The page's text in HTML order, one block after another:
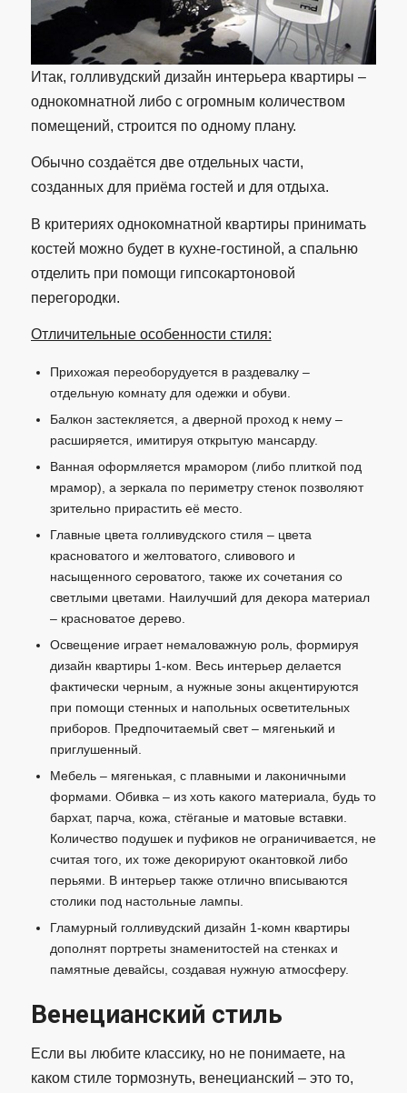
Итак, голливудский дизайн интерьера квартиры –
однокомнатной либо с огромным количеством
помещений, строится по одному плану.
Обычно создаётся две отдельных части,
созданных для приёма гостей и для отдыха.
В критериях однокомнатной квартиры принимать
костей можно будет в кухне-гостиной, а спальню
отделить при помощи гипсокартоновой
перегородки.
Отличительные особенности стиля:
Прихожая переоборудуется в раздевалку –
отдельную комнату для одежки и обуви.
Балкон застекляется, а дверной проход к нему –
расширяется, имитируя открытую мансарду.
Ванная оформляется мрамором (либо плиткой под
мрамор), а зеркала по периметру стенок позволяют
зрительно прирастить её место.
Главные цвета голливудского стиля – цвета
красноватого и желтоватого, сливового и
насыщенного сероватого, также их сочетания со
светлыми цветами. Наилучший для декора материал
– красноватое дерево.
Освещение играет немаловажную роль, формируя
дизайн квартиры 1-ком. Весь интерьер делается
фактически черным, а нужные зоны акцентируются
при помощи стенных и напольных осветительных
приборов. Предпочитаемый свет – мягенький и
приглушенный.
Мебель – мягенькая, с плавными и лаконичными
формами. Обивка – из хоть какого материала, будь то
бархат, парча, кожа, стёганые и матовые вставки.
Количество подушек и пуфиков не ограничивается, не
считая того, их тоже декорируют окантовкой либо
перьями. В интерьер также отлично вписываются
столики под настольные лампы.
Гламурный голливудский дизайн 1-комн квартиры
дополнят портреты знаменитостей на стенках и
памятные девайсы, создавая нужную атмосферу.
Венецианский стиль
Если вы любите классику, но не понимаете, на
каком стиле тормознуть, венецианский – это то,